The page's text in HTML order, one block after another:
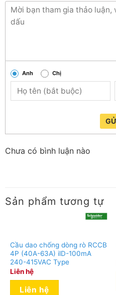
Anh Chị
Chưa có bình luận nào
Sản phẩm tương tự
Cầu dao chống dòng rò RCCB
4P (40A-63A) ilD-100mA
240-415VAC Type
Liên hệ
Liên hệ